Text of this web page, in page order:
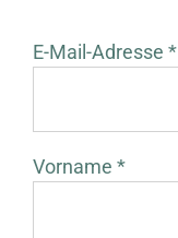
E-Mail-Adresse *
Vorname *